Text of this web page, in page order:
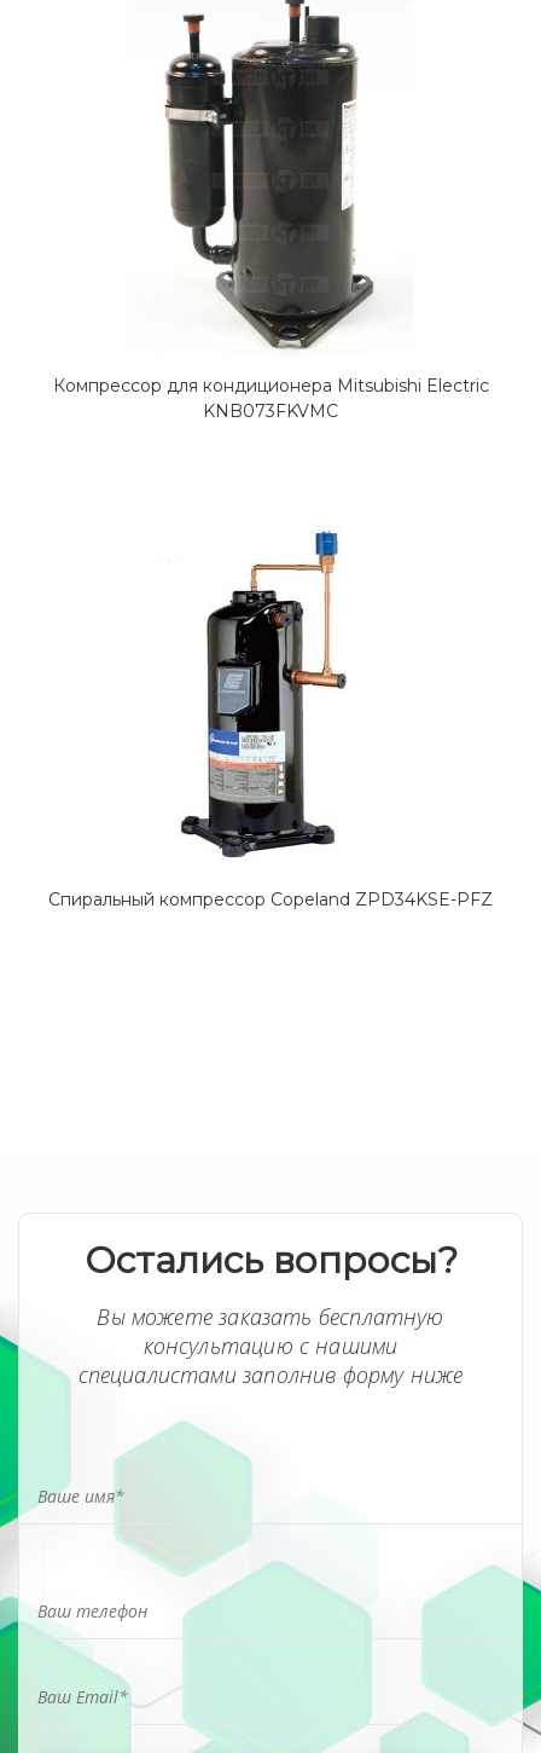
Компрессор для кондиционера Mitsubishi Electric
KNB073FKVMC
Спиральный компрессор Copeland ZPD34KSE-PFZ
Остались вопросы?
Вы можете заказать бесплатную
консультацию с нашими
специалистами заполнив форму ниже